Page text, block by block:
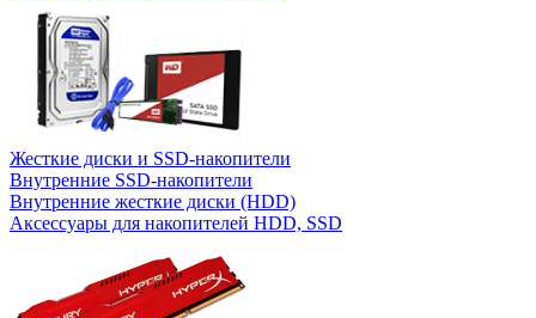
Жесткие диски и SSD-накопители
Внутренние SSD-накопители
Внутренние жесткие диски (HDD)
Аксессуары для накопителей HDD, SSD